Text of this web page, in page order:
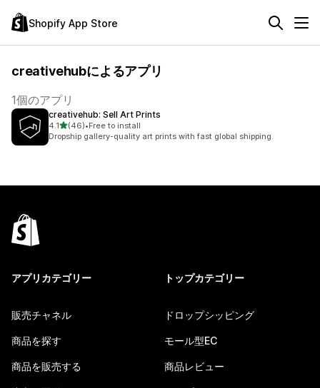
Shopify App Store
creativehubによるアプリ
1個のアプリ
creativehub: Sell Art Prints
4.15つ星中
(46)
合計レビュー数：46件
•Free to install
Dropship gallery-quality art prints with fast global shipping.
アプリカテゴリー
販売チャネル
商品を探す
商品を販売する
トップカテゴリー
ドロップシッピング
モール型EC
商品レビュー